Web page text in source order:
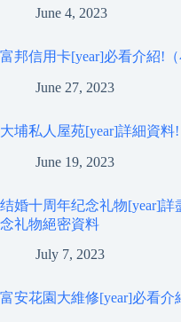
June 4, 2023
富邦信用卡[year]必看介紹!（
June 27, 2023
大埔私人屋苑[year]詳細資料!
June 19, 2023
结婚十周年纪念礼物[year]
念礼物絕密資料
July 7, 2023
富安花園大維修[year]必看